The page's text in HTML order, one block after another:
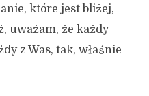
które jest bliżej,
uważam, że każdy
z Was, tak, właśnie